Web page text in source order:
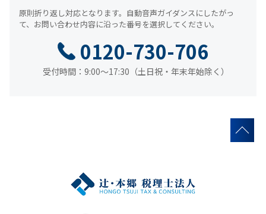
0120-730-706
受付時間：9:00～17:30（土日祝・年末年始除く）
原則折り返し対応となります。 自動音声ガイダンスにしたがっ
て、 お問い合わせ内容に沿った番号を選択してください。